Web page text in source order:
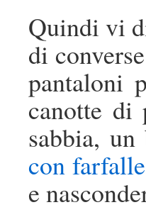
Quindi vi
di
pantaloni
canotte
sabbia,
con farfalle
e